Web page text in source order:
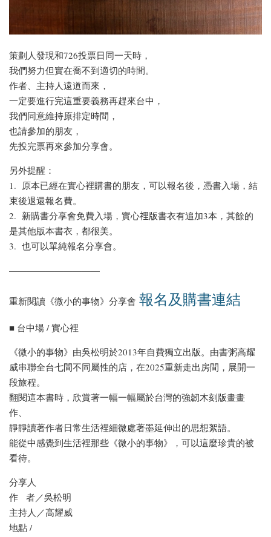
策劃人發現和726投票日同一天時，
我們努力但實在喬不到適切的時間。
作者、主持人遠道而來，
一定要進行完這重要義務再趕來台中，
我們同意維持原排定時間，
也請參加的朋友，
先投完票再來參加分享會。
另外提醒：
1. 原本已經在實心裡購書的朋友，可以報名後，憑書入場，結
束後退還報名費。
2. 新購書分享會免費入場，實心𥚃版書衣有追加3本，其餘的
是其他版本書衣，都很美。
3. 也可以單純報名分享會。
——————————
重新閱讀《微小的事物》分享會 報名及購書連結
■ 台中場 / 實心裡
《微小的事物》由吳松明於2013年自費獨立出版。由書粥高耀
威串聯全台七間不同屬性的店，在2025重新走出房間，展開一
段旅程。
翻閱這本書時，欣賞著一幅一幅屬於台灣的強韌木刻版畫畫
作、
靜靜讀著作者日常生活裡細微處著墨延伸出的思想絮語。
能從中感覺到生活裡那些《微小的事物》，可以這麼珍貴的被
看待。
分享人
作 者／吳松明
主持人／高耀威
地點 /